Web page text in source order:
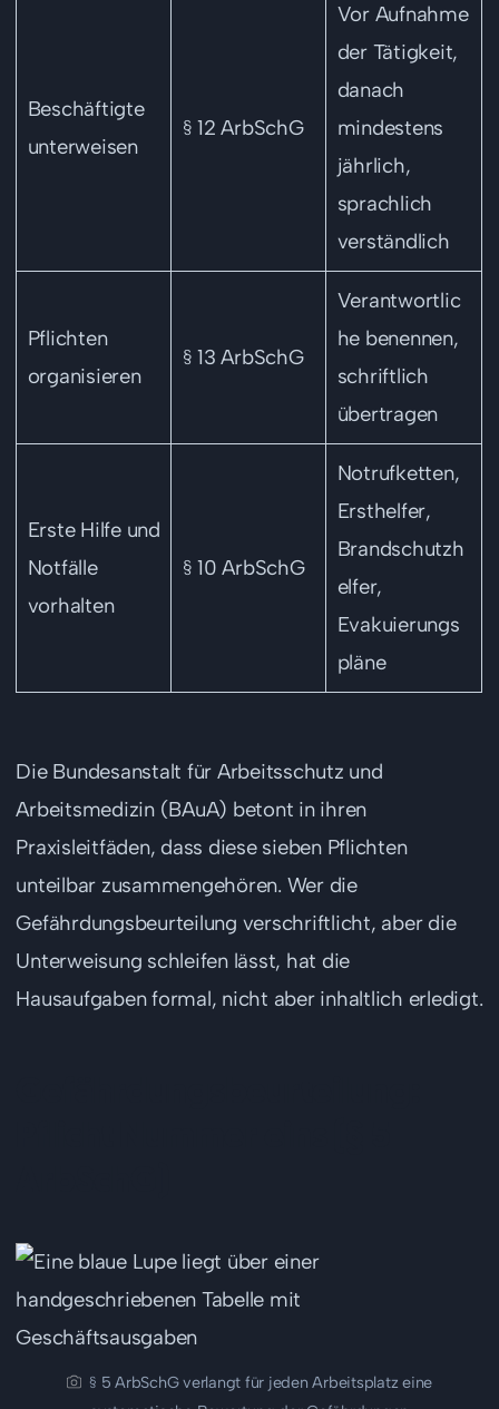
Beschäftigte
unterweisen
§ 12 ArbSchG
Vor Aufnahme
der Tätigkeit,
danach
mindestens
jährlich,
sprachlich
verständlich
Pflichten
organisieren
§ 13 ArbSchG
Verantwortlic
he benennen,
schriftlich
übertragen
Erste Hilfe und
Notfälle
vorhalten
§ 10 ArbSchG
Notrufketten,
Ersthelfer,
Brandschutzh
elfer,
Evakuierungs
pläne
Die Bundesanstalt für Arbeitsschutz und
Arbeitsmedizin (BAuA) betont in ihren
Praxisleitfäden, dass diese sieben Pflichten
unteilbar zusammengehören. Wer die
Gefährdungsbeurteilung verschriftlicht, aber die
Unterweisung schleifen lässt, hat die
Hausaufgaben formal, nicht aber inhaltlich erledigt.
§ 5 ArbSchG verlangt für jeden Arbeitsplatz eine